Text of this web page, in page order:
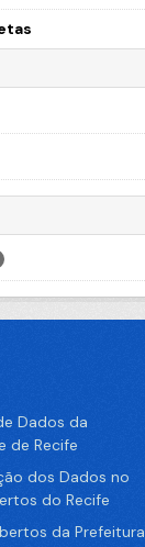
Dados da
de Recife
dos Dados no
do Recife
da Prefeitura